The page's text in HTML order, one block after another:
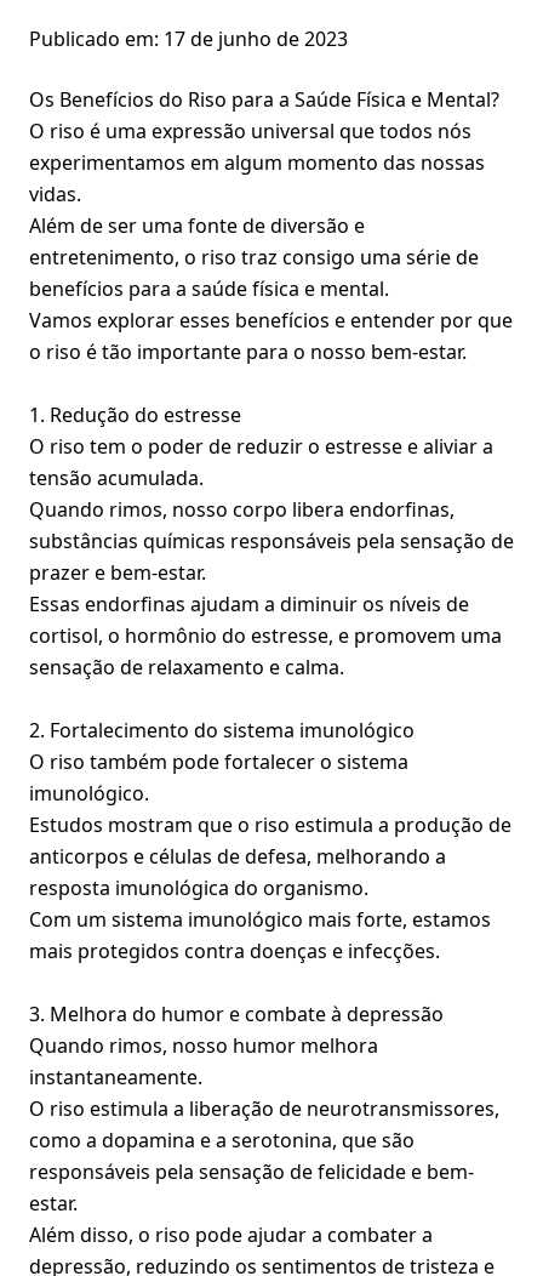
Publicado em: 17 de junho de 2023
Os Benefícios do Riso para a Saúde Física e Mental?
O riso é uma expressão universal que todos nós
experimentamos em algum momento das nossas
vidas.
Além de ser uma fonte de diversão e
entretenimento, o riso traz consigo uma série de
benefícios para a saúde física e mental.
Vamos explorar esses benefícios e entender por que
o riso é tão importante para o nosso bem-estar.
1. Redução do estresse
O riso tem o poder de reduzir o estresse e aliviar a
tensão acumulada.
Quando rimos, nosso corpo libera endorfinas,
substâncias químicas responsáveis pela sensação de
prazer e bem-estar.
Essas endorfinas ajudam a diminuir os níveis de
cortisol, o hormônio do estresse, e promovem uma
sensação de relaxamento e calma.
2. Fortalecimento do sistema imunológico
O riso também pode fortalecer o sistema
imunológico.
Estudos mostram que o riso estimula a produção de
anticorpos e células de defesa, melhorando a
resposta imunológica do organismo.
Com um sistema imunológico mais forte, estamos
mais protegidos contra doenças e infecções.
3. Melhora do humor e combate à depressão
Quando rimos, nosso humor melhora
instantaneamente.
O riso estimula a liberação de neurotransmissores,
como a dopamina e a serotonina, que são
responsáveis pela sensação de felicidade e bem-
estar.
Além disso, o riso pode ajudar a combater a
depressão, reduzindo os sentimentos de tristeza e